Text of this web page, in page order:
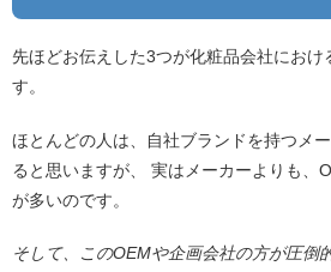
先ほどお伝えした3つが化粧品会社におけ
す。
ほとんどの人は、自社ブランドを持つメ
ると思いますが、 実はメーカーよりも、
が多いのです。
そして、このOEMや企画会社の方が圧倒